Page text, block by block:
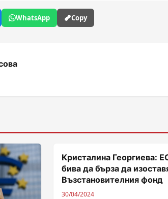
WhatsApp Copy
Кристалина Георгиева:
бива да бърза да
Възстановителния фонд
30/04/2024